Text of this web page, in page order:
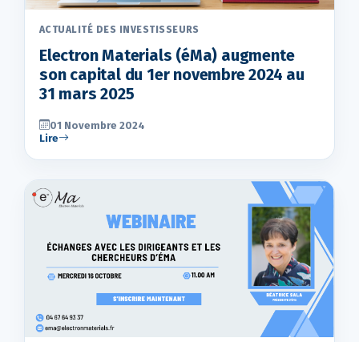
ACTUALITÉ DES INVESTISSEURS
Electron Materials (éMa) augmente
son capital du 1er novembre 2024 au
31 mars 2025
01 Novembre 2024
Lire